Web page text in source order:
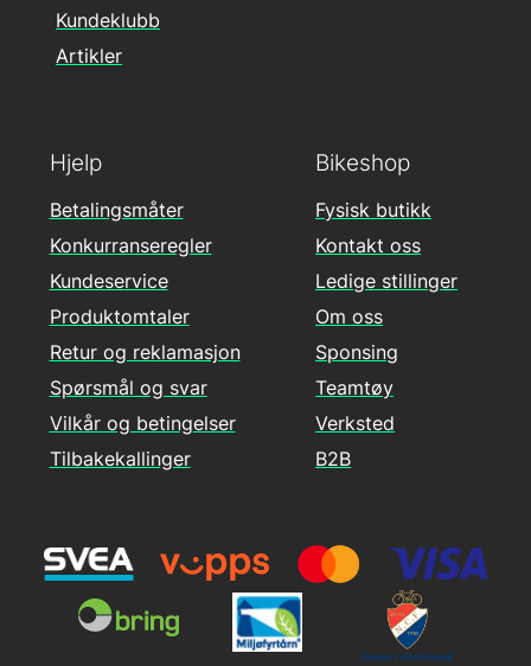
Hjelp
Betalingsmåter
Konkurranseregler
Kundeservice
Produktomtaler
Retur og reklamasjon
Spørsmål og svar
Vilkår og betingelser
Tilbakekallinger
Kundeklubb
Artikler
Bikeshop
Fysisk butikk
Kontakt oss
Ledige stillinger
Om oss
Sponsing
Teamtøy
Verksted
B2B